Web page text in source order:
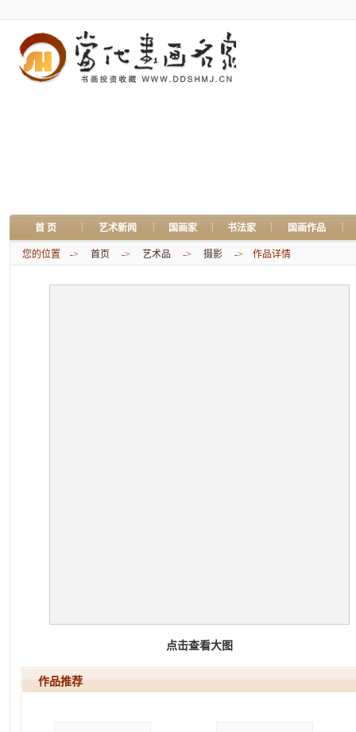
首 页 艺术新闻 国画家 书法家 国画作品
您的位置 -> 首页 -> 艺术品 -> 摄影 -> 作品详情
点击查看大图
作品推荐